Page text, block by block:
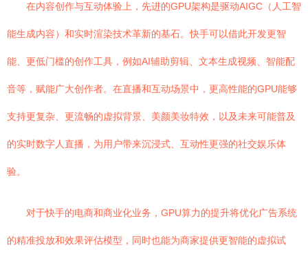
在内容创作与互动体验上，先进的GPU架构是驱动AIGC（人工智
能生成内容）和实时渲染技术革新的基石。快手可以借此开发更智
能、更低门槛的创作工具，例如AI辅助剪辑、文本生成视频、智能配
音等，赋能广大创作者。在直播和互动场景中，更高性能的GPU能够
支持更复杂、更流畅的虚拟背景、美颜美妆特效，以及未来可能普及
的实时数字人直播，为用户带来沉浸式、互动性更强的社交娱乐体
验。
对于快手的电商和商业化业务，GPU算力的提升将优化广告系统
的精准投放和效果评估模型，同时也能为商家提供更智能的虚拟试